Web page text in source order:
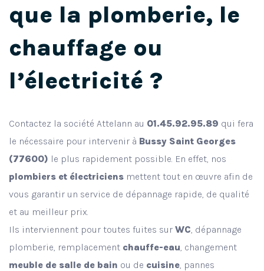
que la plomberie, le
chauffage ou
l’électricité ?
Contactez la société Attelann au 01.45.92.95.89 qui fera
le nécessaire pour intervenir à Bussy Saint Georges
(77600) le plus rapidement possible. En effet, nos
plombiers et électriciens mettent tout en œuvre afin de
vous garantir un service de dépannage rapide, de qualité
et au meilleur prix.
Ils interviennent pour toutes fuites sur WC, dépannage
plomberie, remplacement chauffe-eau, changement
meuble de salle de bain ou de cuisine, pannes